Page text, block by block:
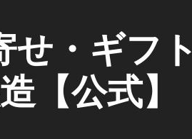
せ・ギフト
【公式】